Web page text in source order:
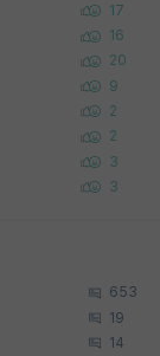
17
16
20
9
2
2
3
3
653
19
14